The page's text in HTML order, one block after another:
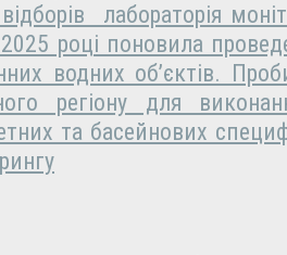
відборів лабораторія
році поновила
водних об’єктів.
регіону для
та басейнових